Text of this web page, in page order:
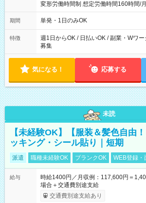
変形労働時間制 想定労働時間160時間/月 【シフト例】 ・8：00
～21：00
期間 単発・1日のみOK
特徴
週1日からOK / 日払いOK / 副業・Wワ
募集
気になる！ 応募する
未読
【未経験OK】【服装＆髪色自由
ッキング・シール貼り｜短期
派遣 職種未経験OK ブランクOK WEB登録・
給与
時給1400円／月収例：117,600円＝
場合＋交通費別途支給
交通費別途支給あり